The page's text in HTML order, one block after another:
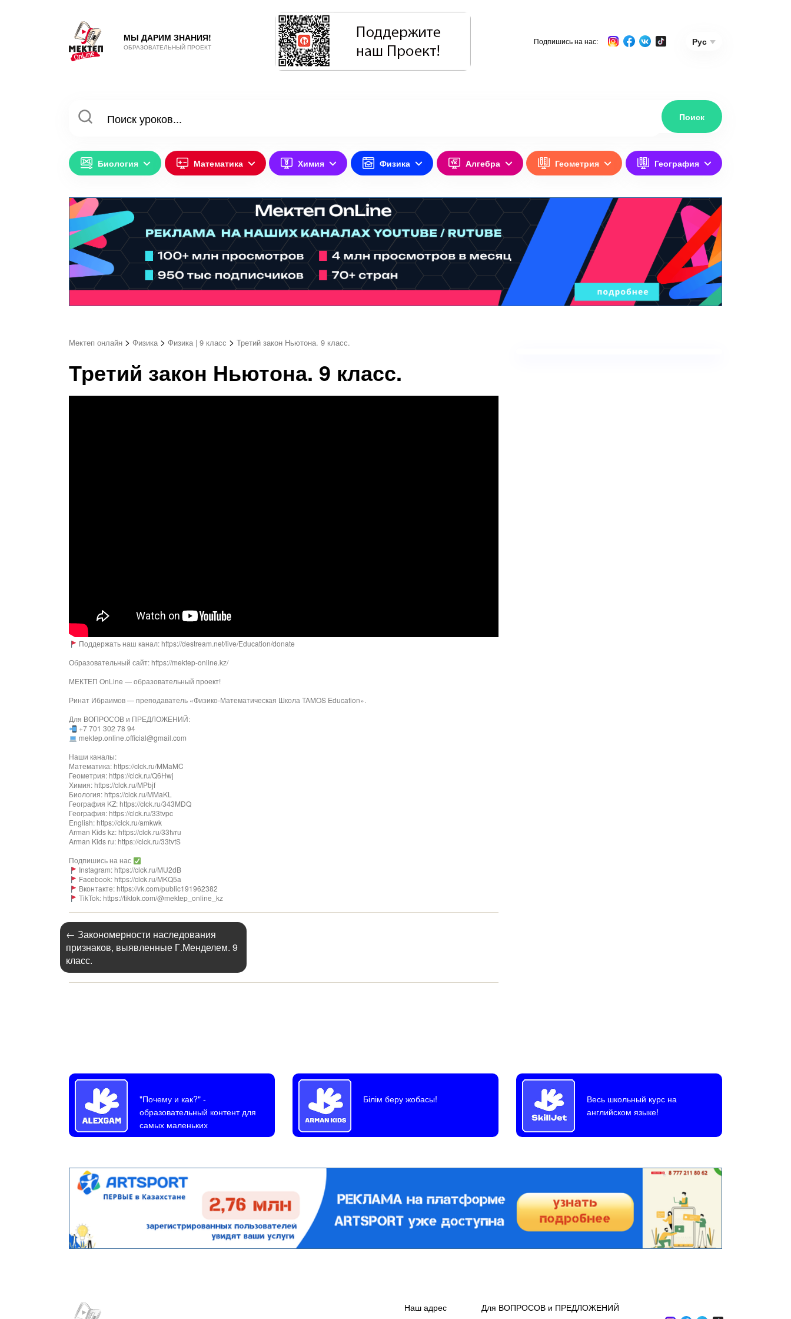
МЫ ДАРИМ ЗНАНИЯ!
ОБРАЗОВАТЕЛЬНЫЙ ПРОЕКТ
Подпишись на нас: Рус
Биология Математика Химия Физика Алгебра Геометрия География
Мектеп онлайн > Физика > Физика | 9 класс > Третий закон Ньютона. 9 класс.
Третий закон Ньютона. 9 класс.
Поддержать наш канал: https://destream.net/live/Education/donate
Образовательный сайт: https://mektep-online.kz/
МЕКТЕП OnLine — образовательный проект!
Ринат Ибраимов — преподаватель «Физико-Математическая Школа TAMOS Education».
Для ВОПРОСОВ и ПРЕДЛОЖЕНИЙ:
+7 701 302 78 94
mektep.online.official@gmail.com
Наши каналы:
Математика: https://clck.ru/MMaMC
Геометрия: https://clck.ru/Q6Hwj
Химия: https://clck.ru/MPbjf​
Биология: https://clck.ru/MMaKL​​​​​​
География KZ: https://clck.ru/343MDQ
География: https://clck.ru/33tvpc
English: https://clck.ru/amkwk
Arman Kids kz: https://clck.ru/33tvru
Arman Kids ru: https://clck.ru/33tvtS
Подпишись на нас
Instagram: https://clck.ru/MU2dB
Facebook: https://clck.ru/MKQ5a
Вконтакте: https://vk.com/public191962382
TikTok: https://tiktok.com/@mektep_online_kz
← Закономерности наследования
признаков, выявленные Г.Менделем. 9
класс.
"Почему и как?"-
образовательный контент для
самых маленьких
Білім беру жобасы!
Весь школьный курс на
английском языке!
Наш адрес
Для ВОПРОСОВ и ПРЕДЛОЖЕНИЙ